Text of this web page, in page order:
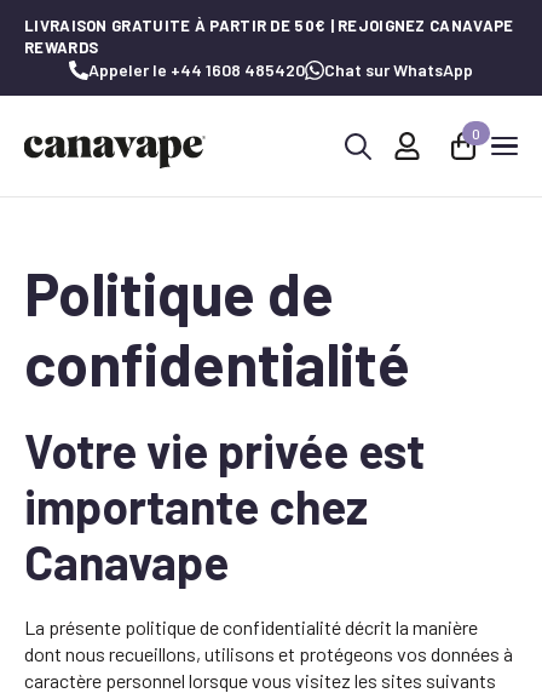
LIVRAISON GRATUITE À PARTIR DE 50€ | REJOIGNEZ CANAVAPE
REWARDS
Appeler le +44 1608 485420 Chat sur WhatsApp
0
Politique de
confidentialité
Votre vie privée est
importante chez
Canavape
La présente politique de confidentialité décrit la manière
dont nous recueillons, utilisons et protégeons vos données à
caractère personnel lorsque vous visitez les sites suivants